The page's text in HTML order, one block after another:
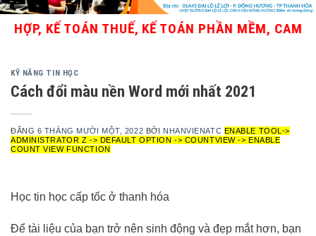
KẾ TOÁN THUẾ, KẾ TOÁN PHẦN MỀM, CAM KẾT
KỸ NĂNG TIN HỌC
Cách đổi màu nền Word mới nhất 2021
ĐĂNG 6 THÁNG MƯỜI MỘT, 2022 BỞI NHANVIENATC ENABLE TOOL->
ADMINISTRATOR Z -> DEFAULT OPTION -> COUNTVIEW -> ENABLE
COUNT VIEW FUNCTION
Học tin học cấp tốc ở thanh hóa
Để tài liệu của bạn trở nên sinh động và đẹp mắt hơn, bạn